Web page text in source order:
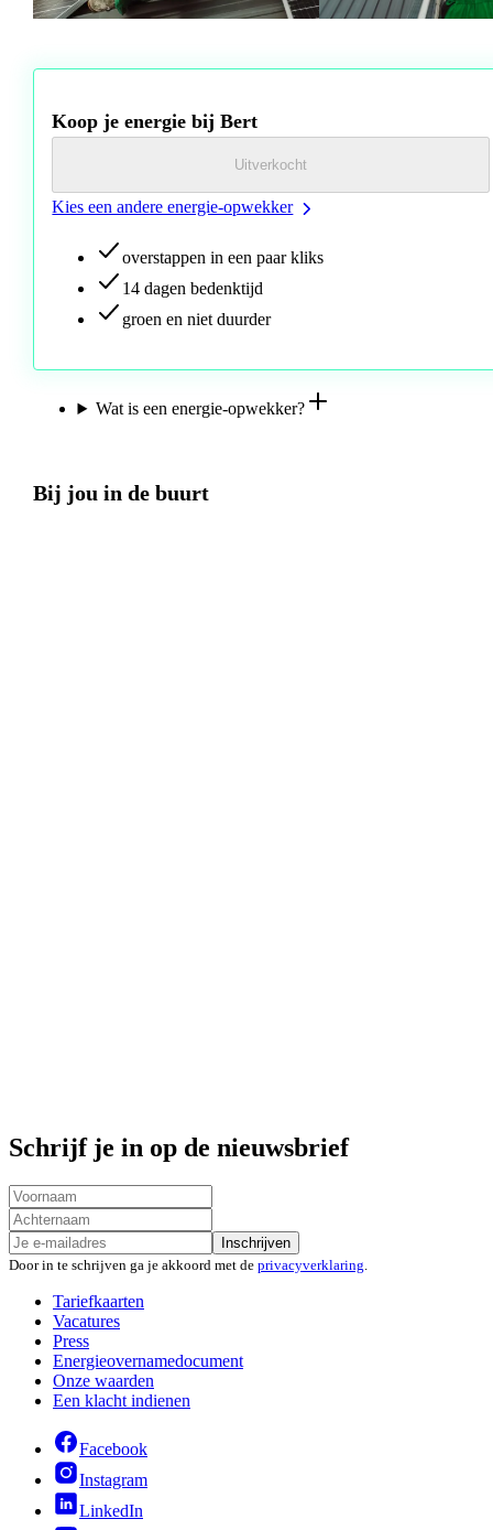
Koop je energie bij Bert
Uitverkocht
Kies een andere energie-opwekker
overstappen in een paar kliks
14 dagen bedenktijd
groen en niet duurder
Wat is een energie-opwekker?
Bij jou in de buurt
Schrijf je in op de nieuwsbrief
Inschrijven
Door in te schrijven ga je akkoord met de privacyverklaring
Tariefkaarten
Vacatures
Press
Energieovernamedocument
Onze waarden
Een klacht indienen
Facebook
Instagram
LinkedIn